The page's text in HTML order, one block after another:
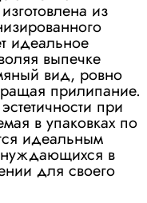
из
идеальное
выпечке
вид, ровно
прилипание.
при
в упаковках по
идеальным
нуждающихся в
для своего